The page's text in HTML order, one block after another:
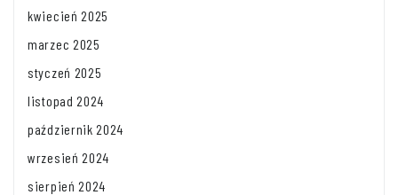
kwiecień 2025
marzec 2025
styczeń 2025
listopad 2024
październik 2024
wrzesień 2024
sierpień 2024